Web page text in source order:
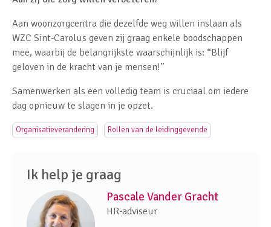
Aan woonzorgcentra die dezelfde weg willen inslaan als
WZC Sint-Carolus geven zij graag enkele boodschappen
mee, waarbij de belangrijkste waarschijnlijk is: “Blijf
geloven in de kracht van je mensen!”
Samenwerken als een volledig team is cruciaal om iedere
dag opnieuw te slagen in je opzet.
Organisatieverandering Rollen van de leidinggevende
Ik help je graag
Pascale Vander Gracht
HR-adviseur